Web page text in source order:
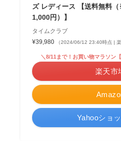
ズ レディース 【送料無料
1,000円）】
タイムクラブ
¥39,980
（2024/06/12 23:40時点 | 楽
＼8/11まで！お買い物マラソン
楽天市
Yahooショ